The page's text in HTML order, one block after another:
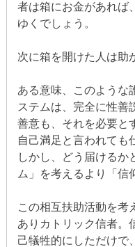
者は箱にお金があれば
ゆくでしょう。
次に箱を開けた人は助
ある意味、このような
ステムは、完全に性善
善意も、それを必要と
自己満足と言われても
しかし、どう届けるか
ム」を考えるより「信
この相互扶助活動を考
ありカトリック信者。
己犠牲的にしただけで